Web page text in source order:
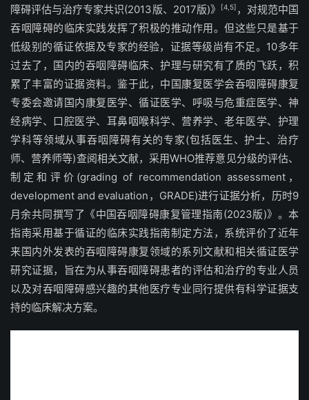
障碍评估与治疗专家共识(2013版、2017版)》
[4,5] ，对规范中国
吞咽障碍的临床实践发挥了积极的推动作用。但这些只是基于
低级别的循证依据及专家的经验，证据等级尚有不足。10多年
过去了，国内的吞咽障碍临床、护理与研究有了质的飞跃，积
累了丰富的证据资料。鉴于此，中国康复医学会吞咽障碍康复
专委会邀请国内康复医学、循证医学、呼吸与危重症医学、神
经病学、口腔医学、耳鼻咽喉科学、营养学、老年医学、护理
学科等领域从事吞咽障碍有关的专家(包括医生、护士、治疗
师、营养师等)查阅相关文献，采用WHO推荐意见分级的评估、
制定和评价(grading of recommendation assessment，
development and evaluation，GRADE)进行证据分析，历时9
月余共同撰写了《中国吞咽障碍康复管理指南(2023版)》。本
指南采用基于循证的临床实践指南制定方法，系统评价了近年
来国内外发表的吞咽障碍康复领域的系列文献和相关循证医学
研究证据，旨在为从事吞咽障碍患者的评估和治疗的专业人员
以及对吞咽障碍感兴趣的其他医疗专业同行提供有科学证据支
持的临床解决方案。